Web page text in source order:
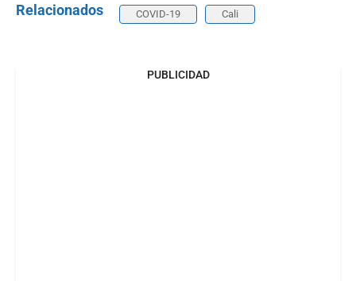
Relacionados COVID-19 Cali
PUBLICIDAD